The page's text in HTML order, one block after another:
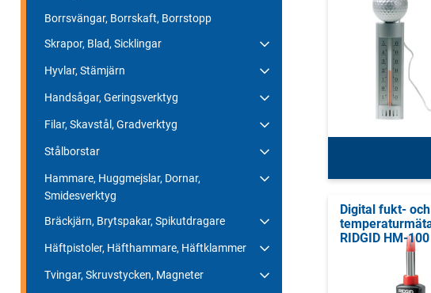
Borrsvängar, Borrskaft, Borrstopp
Skrapor, Blad, Sicklingar
Hyvlar, Stämjärn
Handsågar, Geringsverktyg
Filar, Skavstål, Gradverktyg
Stålborstar
Hammare, Huggmejslar, Dornar,
Smidesverktyg
Bräckjärn, Brytspakar, Spikutdragare
Häftpistoler, Häfthammare, Häftklammer
Tvingar, Skruvstycken, Magneter
Digital fukt- och
RIDGID HM-100